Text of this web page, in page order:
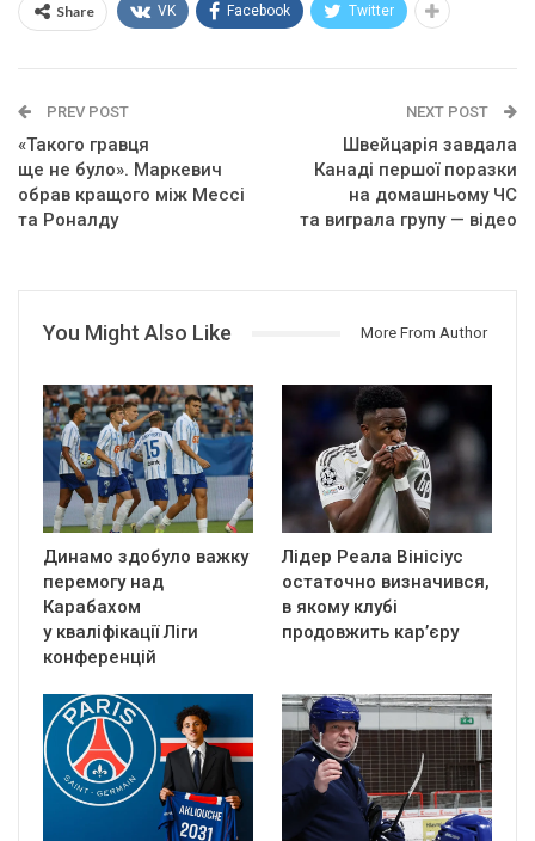
Share VK Facebook Twitter
PREV POST
«Такого гравця
ще не було». Маркевич
обрав кращого між Мессі
та Роналду
NEXT POST
Швейцарія завдала
Канаді першої поразки
на домашньому ЧС
та виграла групу — відео
You Might Also Like More From Author
Динамо здобуло важку
перемогу над
Карабахом
у кваліфікації Ліги
конференцій
Лідер Реала Вінісіус
остаточно визначився,
в якому клубі
продовжить кар’єру